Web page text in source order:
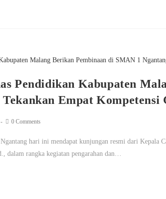
Pendidikan Kabupaten
Empat Kompetensi
0 Comments
hari ini mendapat kunjungan resmi dari Kepala
dalam rangka kegiatan pengarahan dan…